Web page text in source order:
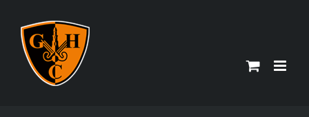
Inhalt
springen